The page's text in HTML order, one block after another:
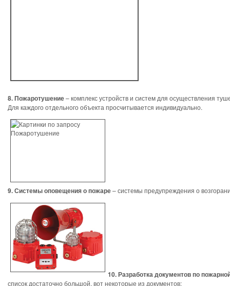
8. Пожаротушение– комплекс устройств и систем для осуществления
Для каждого отдельного объекта просчитывается индивидуально.
9. Системы оповещения о пожаре– системы предупреждения о
10. Разработка документов по
список достаточно большой, вот некоторые из документов: